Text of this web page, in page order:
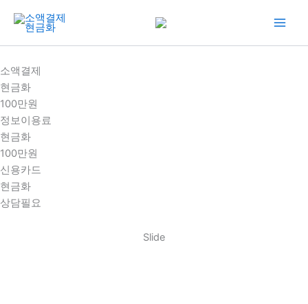
건
너
뛰
기
소액결제
현금화
100만원
정보이용료
현금화
100만원
신용카드
현금화
상담필요
Slide